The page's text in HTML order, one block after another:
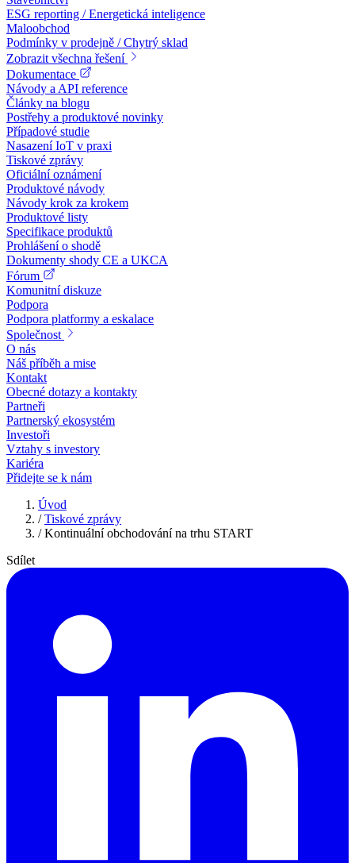
ESG reporting / Energetická inteligence
Maloobchod
Podmínky v prodejně / Chytrý sklad
Zobrazit všechna řešení
Dokumentace
Návody a API reference
Články na blogu
Postřehy a produktové novinky
Případové studie
Nasazení IoT v praxi
Tiskové zprávy
Oficiální oznámení
Produktové návody
Návody krok za krokem
Produktové listy
Specifikace produktů
Prohlášení o shodě
Dokumenty shody CE a UKCA
Fórum
Komunitní diskuze
Podpora
Podpora platformy a eskalace
Společnost
O nás
Náš příběh a mise
Kontakt
Obecné dotazy a kontakty
Partneři
Partnerský ekosystém
Investoři
Vztahy s investory
Kariéra
Přidejte se k nám
Úvod
/ Tiskové zprávy
/ Kontinuální obchodování na trhu START
Sdílet